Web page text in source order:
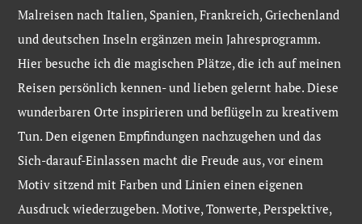
Malreisen nach Italien, Spanien, Frankreich, Griechenland
und deutschen Inseln ergänzen mein Jahresprogramm.
Hier besuche ich die magischen Plätze, die ich auf meinen
Reisen persönlich kennen- und lieben gelernt habe. Diese
wunderbaren Orte inspirieren und beflügeln zu kreativem
Tun. Den eigenen Empfindungen nachzugehen und das
Sich-darauf-Einlassen macht die Freude aus, vor einem
Motiv sitzend mit Farben und Linien einen eigenen
Ausdruck wiederzugeben. Motive, Tonwerte, Perspektive,